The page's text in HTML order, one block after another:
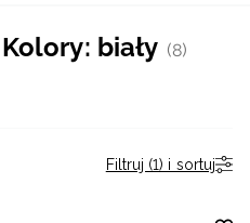
biały (8)
Filtruj (1) i sortuj
Angielski / USD
Chorwacki / EUR